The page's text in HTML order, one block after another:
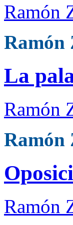
Ramón
Ramón
La
Ramón
Ramón
Ramón